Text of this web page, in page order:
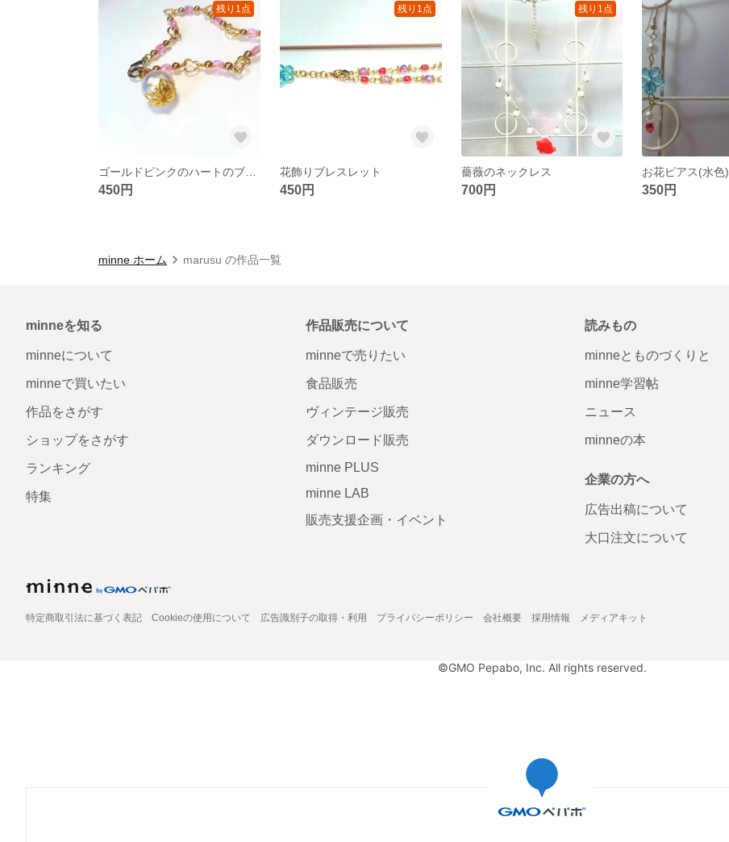
残り1点
450円
残り1点
花飾りブレスレット
450円
残り1点
薔薇のネックレス
700円
お花ピアス(水色)
350円
minne ホーム marusu の作品一覧
minneを知る
minneについて
minneで買いたい
作品をさがす
ショップをさがす
ランキング
特集
作品販売について
minneで売りたい
食品販売
ヴィンテージ販売
ダウンロード販売
minne PLUS
minne LAB
販売支援企画・イベント
読みもの
minneとものづくりと
minne学習帖
ニュース
minneの本
企業の方へ
広告出稿について
大口注文について
特定商取引法に基づく表記 Cookieの使用について 広告識別子の取得・利用 プライバシーポリシー 会社概要 採用情報 メディアキット
©GMO Pepabo, Inc. All rights reserved.